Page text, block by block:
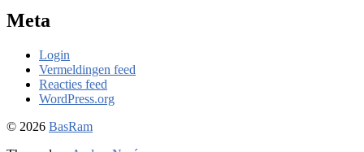
Meta
Login
Vermeldingen feed
Reacties feed
WordPress.org
© 2026 BasRam